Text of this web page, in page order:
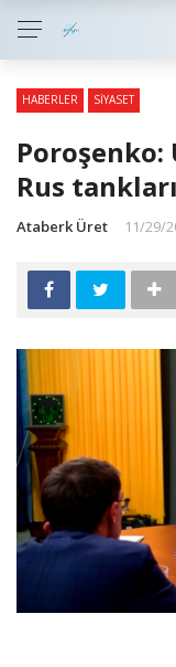
HABERLER SIYASET
Poroşenko:
Rus
Ataberk Üret 11/29/